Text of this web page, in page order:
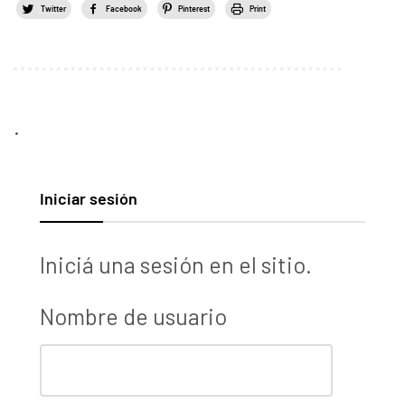
Twitter Facebook Pinterest Print
.
Iniciar sesión
Iniciá una sesión en el sitio.
Nombre de usuario